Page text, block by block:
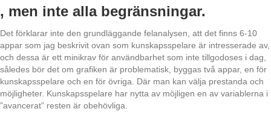
, men inte alla begränsningar.
Det förklarar inte den grundläggande felanalysen, att det finns 6-10
appar som jag beskrivit ovan som kunskapsspelare är intresserade av,
och dessa är ett minikrav för användbarhet som inte tillgodoses i dag,
således bör det om grafiken är problematisk, byggas två appar, en för
kunskapsspelare och en för övriga. Där man kan välja prestanda och
möjligheter. Kunskapsspelare har nytta av möjligen en av variablerna i
”avancerat” resten är obehövliga.